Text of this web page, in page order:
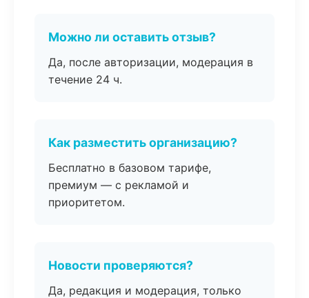
Можно ли оставить отзыв?
Да, после авторизации, модерация в
течение 24 ч.
Как разместить организацию?
Бесплатно в базовом тарифе,
премиум — с рекламой и
приоритетом.
Новости проверяются?
Да, редакция и модерация, только